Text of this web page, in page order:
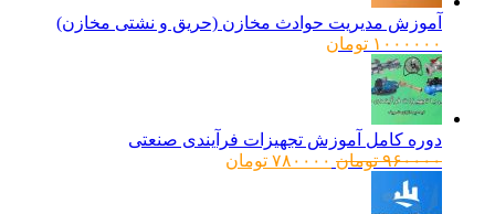
آموزش مدیریت حوادث مخازن (حریق و نشتی مخازن)
۱۰۰۰۰۰۰ تومان
دوره کامل آموزش تجهیزات فرآیندی صنعتی
۹۶۰۰۰۰ تومانقیمت
۷۸۰۰۰۰ تومانقیمت